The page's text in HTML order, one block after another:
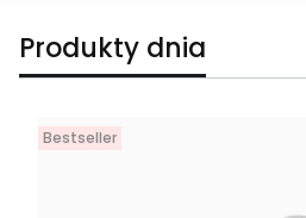
Produkty dnia
Bestseller